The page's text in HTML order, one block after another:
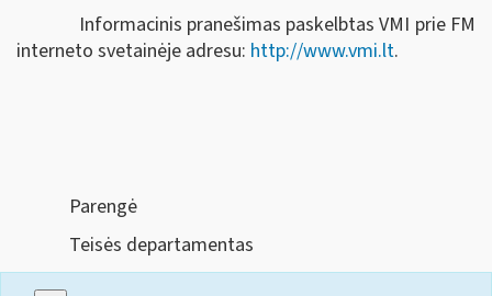
Informacinis pranešimas paskelbtas VMI prie FM
interneto svetainėje adresu: http://www.vmi.lt.
Parengė
Teisės departamentas